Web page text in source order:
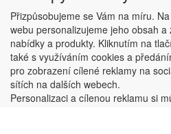
Copyright © ABRA
Přizpůsobujeme se Vám na míru.
webu personalizujeme jeho obsah
nabídky a produkty. Kliknutím na
také s využíváním cookies a
pro zobrazení cílené reklamy na
sítích na dalších webech.
Personalizaci a cílenou reklamu si